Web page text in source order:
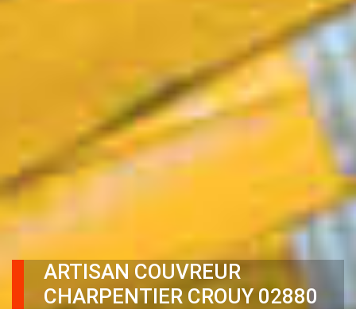
ARTISAN COUVREUR
CHARPENTIER CROUY 02880